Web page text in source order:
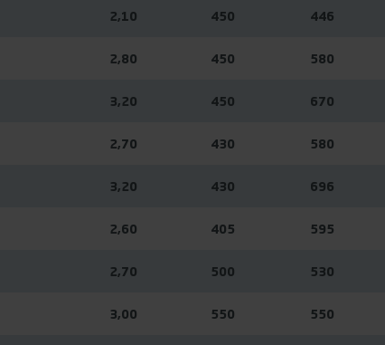
2,10 450 446
2,80 450 580
3,20 450 670
2,70 430 580
3,20 430 696
2,60 405 595
2,70 500 530
3,00 550 550